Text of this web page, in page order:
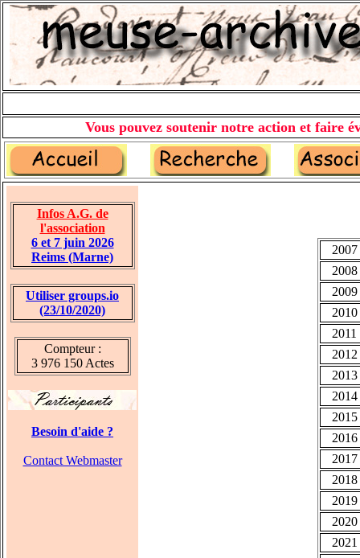
Vous pouvez soutenir notre action et faire
Infos A.G. de
l'association
6 et 7 juin 2026
Reims (Marne)
Utiliser groups.io
(23/10/2020)
Compteur :
3 976 150 Actes
Besoin d'aide ?
Contact Webmaster
2007
2008
2009
2010
2011
2012
2013
2014
2015
2016
2017
2018
2019
2020
2021